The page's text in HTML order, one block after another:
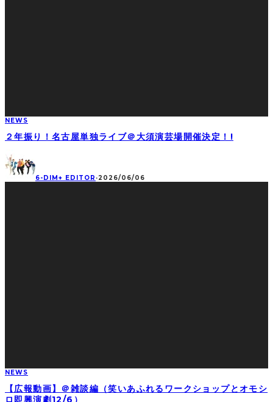
NEWS
２年振り！名古屋単独ライブ＠大須演芸場開催決定！!
6-DIM+ EDITOR ·2026/06/06
NEWS
【広報動画】＠雑談編（笑いあふれるワークショップとオモシ
ロ即興演劇12/6）